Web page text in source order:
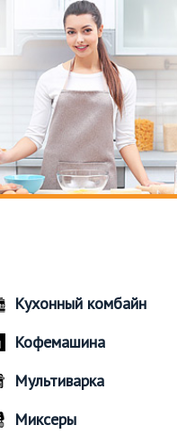
Кухонный комбайн
Кофемашина
Мультиварка
Миксеры